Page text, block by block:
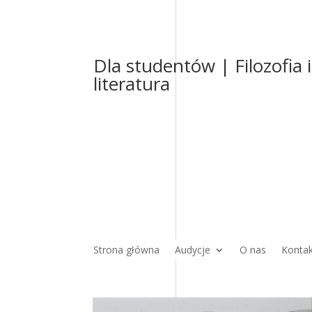
Dla studentów | Filozofia i
literatura
Strona główna Audycje O nas